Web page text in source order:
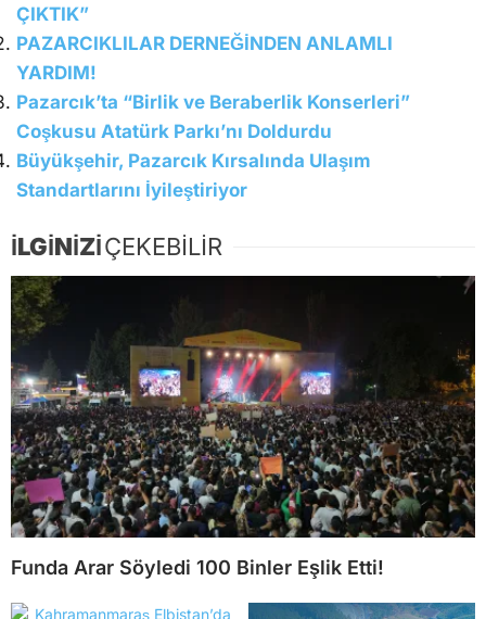
ÇIKTIK”
PAZARCIKLILAR DERNEĞİNDEN ANLAMLI
YARDIM!
Pazarcık’ta “Birlik ve Beraberlik Konserleri”
Coşkusu Atatürk Parkı’nı Doldurdu
Büyükşehir, Pazarcık Kırsalında Ulaşım
Standartlarını İyileştiriyor
İLGİNİZİÇEKEBİLİR
Funda Arar Söyledi 100 Binler Eşlik Etti!